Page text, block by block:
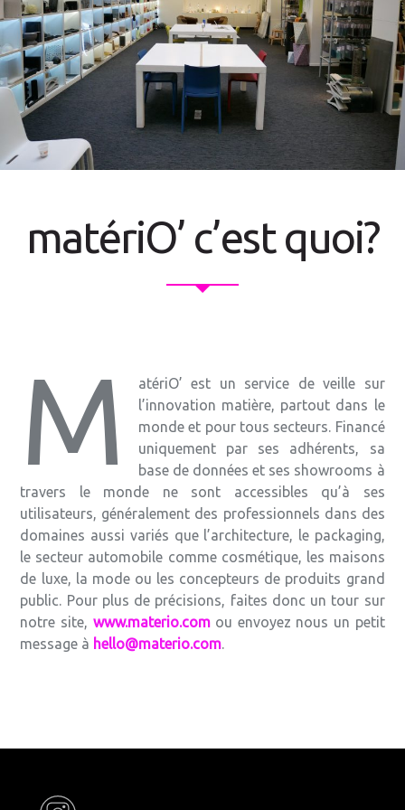
matériO’ c’est quoi?
m
atériO’ est un service de veille sur
l’innovation matière, partout dans le
monde et pour tous secteurs. Financé
uniquement par ses adhérents, sa
base de données et ses showrooms à
travers le monde ne sont accessibles qu’à ses
utilisateurs, généralement des professionnels dans des
domaines aussi variés que l’architecture, le packaging,
le secteur automobile comme cosmétique, les maisons
de luxe, la mode ou les concepteurs de produits grand
public. Pour plus de précisions, faites donc un tour sur
notre site, www.materio.comou envoyez nous un petit
message à hello@materio.com.